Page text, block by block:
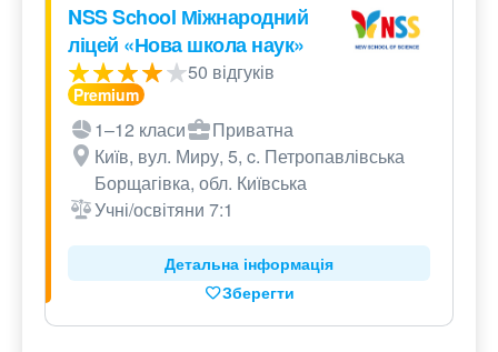
NSS School Міжнародний
ліцей «Нова школа наук»
50 відгуків
1–12 класи
Приватна
Київ, вул. Миру, 5, c. Петропавлівська
Борщагівка, обл. Київська
Учні/освітяни 7:1
Детальна інформація
Зберегти